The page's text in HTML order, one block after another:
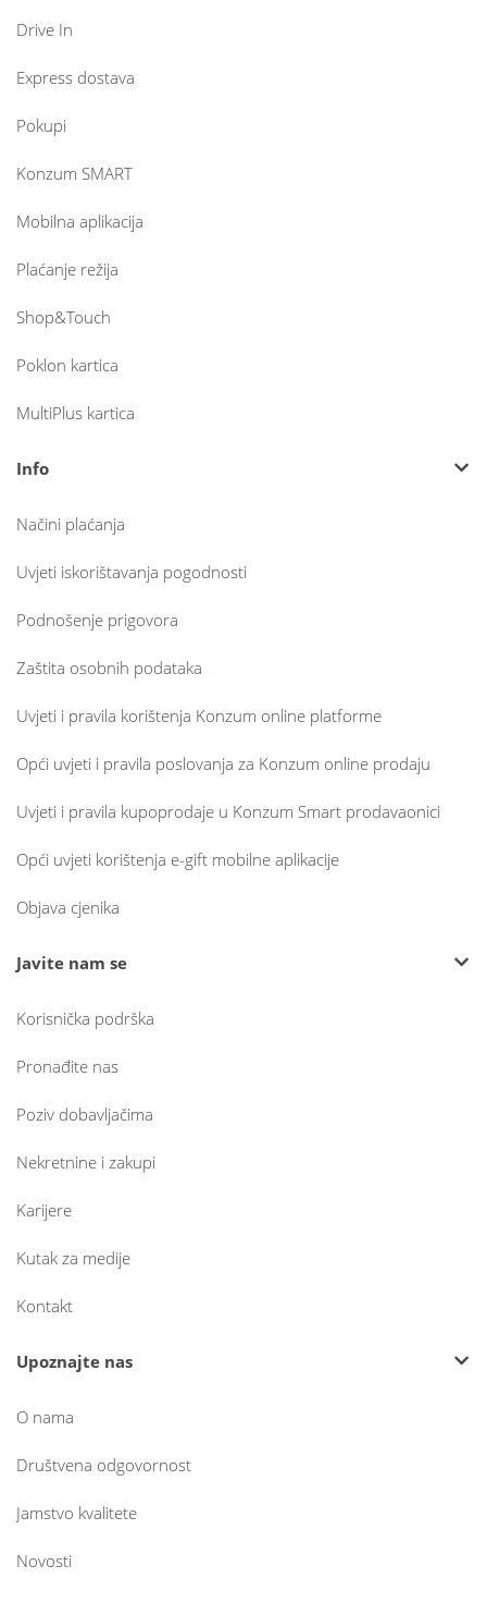
Drive In
Express dostava
Pokupi
Konzum SMART
Mobilna aplikacija
Plaćanje režija
Shop&Touch
Poklon kartica
MultiPlus kartica
Info
Načini plaćanja
Uvjeti iskorištavanja pogodnosti
Podnošenje prigovora
Zaštita osobnih podataka
Uvjeti i pravila korištenja Konzum online platforme
Opći uvjeti i pravila poslovanja za Konzum online prodaju
Uvjeti i pravila kupoprodaje u Konzum Smart prodavaonici
Opći uvjeti korištenja e-gift mobilne aplikacije
Objava cjenika
Javite nam se
Korisnička podrška
Pronađite nas
Poziv dobavljačima
Nekretnine i zakupi
Karijere
Kutak za medije
Kontakt
Upoznajte nas
O nama
Društvena odgovornost
Jamstvo kvalitete
Novosti